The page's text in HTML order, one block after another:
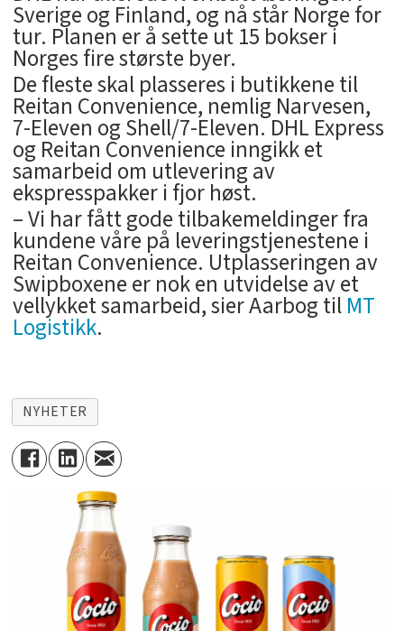
Sverige og Finland, og nå står Norge for
tur. Planen er å sette ut 15 bokser i
Norges fire største byer.
De fleste skal plasseres i butikkene til
Reitan Convenience, nemlig Narvesen,
7-Eleven og Shell/7-Eleven. DHL Express
og Reitan Convenience inngikk et
samarbeid om utlevering av
ekspresspakker i fjor høst.
– Vi har fått gode tilbakemeldinger fra
kundene våre på leveringstjenestene i
Reitan Convenience. Utplasseringen av
Swipboxene er nok en utvidelse av et
vellykket samarbeid, sier Aarbog tilMT
Logistikk.
NYHETER